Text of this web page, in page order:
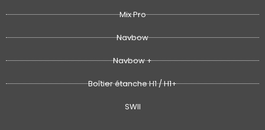
Mix Pro
Navbow
Navbow +
Boîtier étanche H1 / H1+
SWII